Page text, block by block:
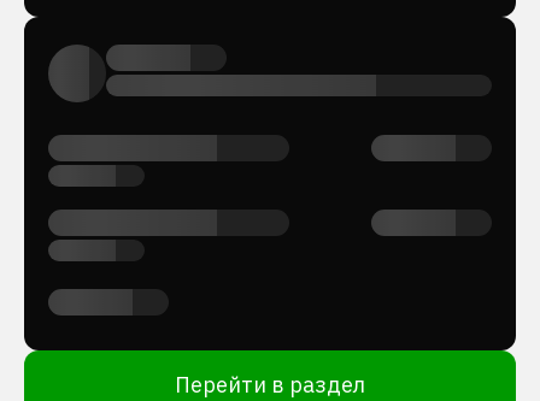
Перейти в раздел